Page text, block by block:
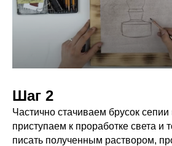
Шаг 2
Частично стачиваем брусок
приступаем к проработке света и
писать полученным раствором,